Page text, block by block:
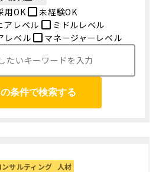
用OK
未経験OK
アレベル
ミドルレベル
レベル
マネージャーレベル
条件で検索する
ンサルティング 人材